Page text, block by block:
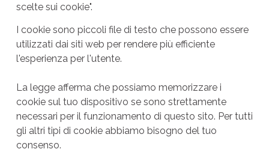
scelte sui cookie".
I cookie sono piccoli file di testo che possono essere
utilizzati dai siti web per rendere più efficiente
l'esperienza per l'utente.
La legge afferma che possiamo memorizzare i
cookie sul tuo dispositivo se sono strettamente
necessari per il funzionamento di questo sito. Per tutti
gli altri tipi di cookie abbiamo bisogno del tuo
consenso.